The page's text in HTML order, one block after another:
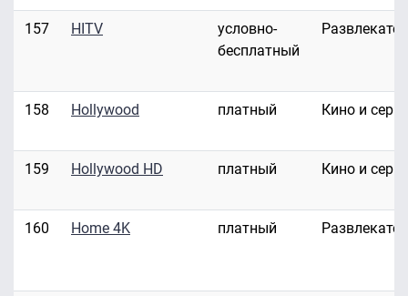
157 HITV
условно-
бесплатный
158 Hollywood платный Кино и
159 Hollywood HD платный Кино и
160 Home 4K платный